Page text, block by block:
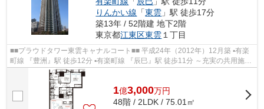
りんかい線 「東雲 」駅 徒歩17分
築13年 / 52階建 地下2階
東京都江東区東雲１丁目
■■プラウドタワー東雲キャナルコート■■ 平成24年（2012年）12月築 ▪有楽
町線 『豊洲』駅 徒歩12分 ▪有楽町線 『辰巳』駅 徒歩11分 ～充実の共用施設
～ カフェラウンジ・フィットネ...
1億3,000万円
48階 / 2LDK / 75.01㎡